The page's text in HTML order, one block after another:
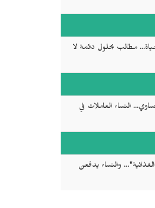
مطالب بحلول دائمة لا
النساء العاملات في
والنساء يدفعن